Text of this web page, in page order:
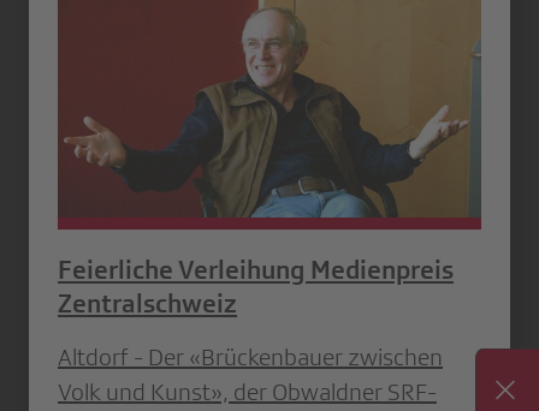
Feierliche Verleihung Medienpreis
Zentralschweiz
Altdorf - Der «Brückenbauer zwischen
Volk und Kunst», der Obwaldner SRF-